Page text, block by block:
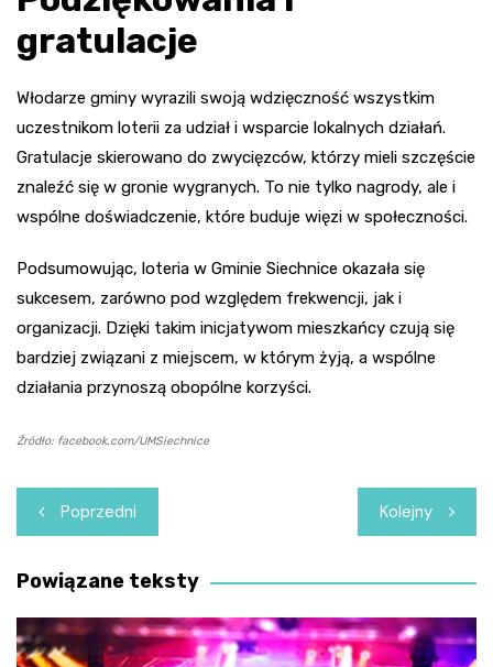
gratulacje
Włodarze gminy wyrazili swoją wdzięczność wszystkim
uczestnikom loterii za udział i wsparcie lokalnych działań.
Gratulacje skierowano do zwycięzców, którzy mieli szczęście
znaleźć się w gronie wygranych. To nie tylko nagrody, ale i
wspólne doświadczenie, które buduje więzi w społeczności.
Podsumowując, loteria w Gminie Siechnice okazała się
sukcesem, zarówno pod względem frekwencji, jak i
organizacji. Dzięki takim inicjatywom mieszkańcy czują się
bardziej związani z miejscem, w którym żyją, a wspólne
działania przynoszą obopólne korzyści.
Źródło: facebook.com/UMSiechnice
Nawigacja
wpisu
Poprzedni Kolejny
Powiązane teksty